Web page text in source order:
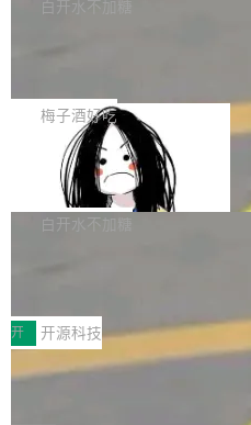
提交的编辑请求也长期处于待处
pedia 于去年底上线，定位为由人
容的百科平台，被马斯克视为传统
维基百科的替代方案。Lawfare
热门页面还是低关注度页面，均
白开水不加糖
是这样的：配 MessageSource
声明 LocaleResolver、注册
erceptor…五六步之后才能看到
本。 Solon 换了个方式。整个
梅子酒好吃
Apache Doris 4.1 全面增强
支持 UPDATE、MERGE
erg V3
Apache Doris 4.1 要补齐的，正
半。在已有查询能力的基础上，
常维护操作，并完整支持 Iceberg
白开水不加糖
村国家自主创新示范区会议中心开
由中关村智联软件服务业质量创新
“智构可信·质创未来——AI原生时
式”为主题，直面AI从实验室走向
开 开源科技
让非法状态不可表示：一篇关
有一种东西，一旦用过就回不去